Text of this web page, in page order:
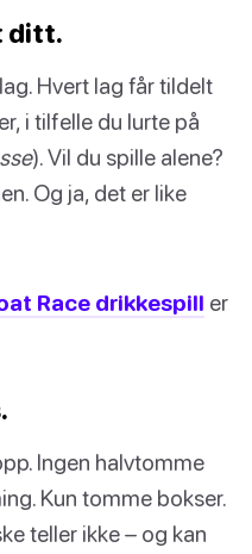
ditt.
Hvert lag får tildelt
i tilfelle du lurte på
). Vil du spille alene?
Og ja, det er like
Race drikkespill er
Ingen halvtomme
Kun tomme bokser.
teller ikke – og kan